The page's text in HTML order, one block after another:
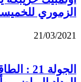
الزموري
21/03/2021